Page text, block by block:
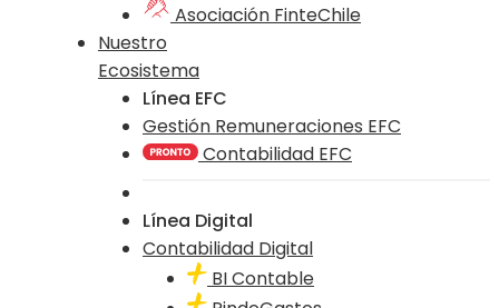
Asociación FinteChile
Nuestro
Ecosistema
Línea EFC
Gestión Remuneraciones EFC
Contabilidad EFC
Línea Digital
Contabilidad Digital
BI Contable